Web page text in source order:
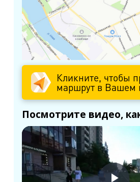
Кликните, чтобы
маршрут в Вашем
Посмотрите видео,